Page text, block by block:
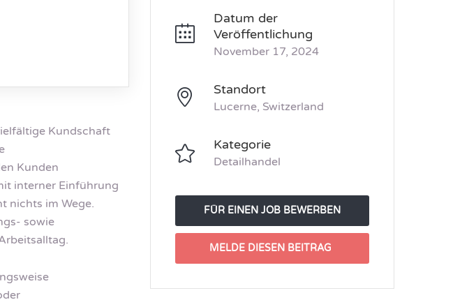
Kundschaft
Kunden
interner Einführung
nichts im Wege.
sowie
Datum der
Veröffentlichung
November 17, 2024
Standort
Lucerne, Switzerland
Kategorie
Detailhandel
FÜR EINEN JOB BEWERBEN
MELDE DIESEN BEITRAG